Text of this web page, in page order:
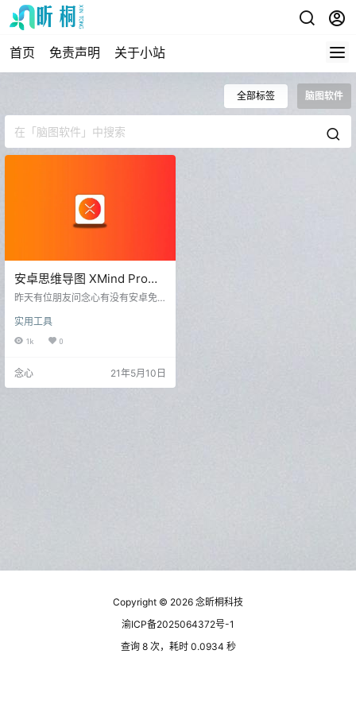
首页 免责声明 关于小站
全部标签 脑图软件
安卓思维导图 XMind Pro
v23.08.04230 内购特别版
昨天有位朋友问念心有没有安卓免
知，脑图软件在工作中能大大的提
高我们的工作效率，今天念心便给
大的好消息就是终于和谐了国内流
氓代理商，官方正式宣布收回国内
实用工具
1k 0
念心 21年5月10日
Copyright © 2026 念昕桐科技
渝ICP备2025064372号-1
查询 8 次，耗时 0.0934 秒